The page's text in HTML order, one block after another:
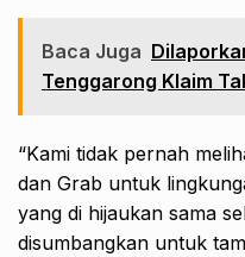
Baca Juga
Tenggarong Klaim
“Kami tidak pernah
dan Grab untuk
yang di hijaukan sama
disumbangkan untuk